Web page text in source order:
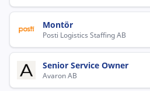
Montör
Posti Logistics Staffing AB
Senior Service Owner
Avaron AB